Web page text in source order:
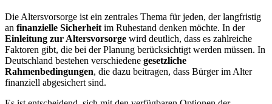
Die Altersvorsorge ist ein zentrales Thema für jeden, der langfristig
an finanzielle Sicherheit im Ruhestand denken möchte. In der
Einleitung zur Altersvorsorge wird deutlich, dass es zahlreiche
Faktoren gibt, die bei der Planung berücksichtigt werden müssen. In
Deutschland bestehen verschiedene gesetzliche
Rahmenbedingungen, die dazu beitragen, dass Bürger im Alter
finanziell abgesichert sind.